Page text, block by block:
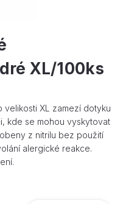
XL/100ks
XL zamezí dotyku
kde se mohou vyskytovat
z nitrilu bez použití
alergické reakce.